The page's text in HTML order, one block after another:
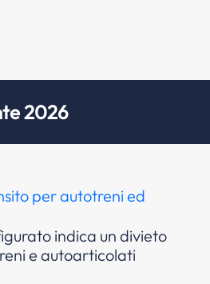
2026
per autotreni ed
indica un divieto
e autoarticolati